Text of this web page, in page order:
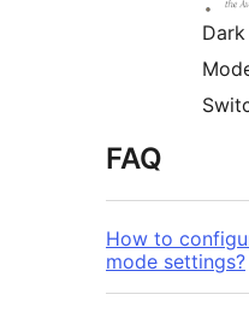
FAQ
How to
mode settings?